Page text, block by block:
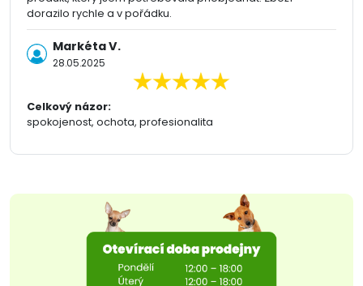
dorazilo rychle a v pořádku.
Markéta V.
28.05.2025
Celkový názor:
spokojenost, ochota, profesionalita